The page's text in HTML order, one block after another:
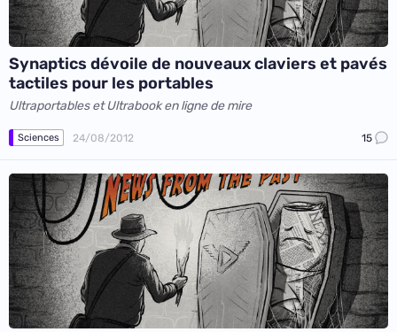
Synaptics dévoile de nouveaux claviers et pavés
tactiles pour les portables
Ultraportables et Ultrabook en ligne de mire
Sciences 24/08/2012 15